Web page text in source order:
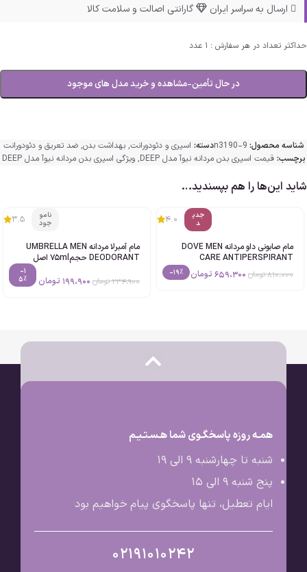
ارسال به سراسر ایران گارانتی اصالت و سلامت کالا
حداکثر تعداد در هر سفارش : 1 عدد
در حال تأمین-مشاهده و خرید مدل های موجود
شناسه محصول: n3190-9دسته: اسپری و دئودورانت, بهداشت بدن, ضد تعریق و دئودورانت
برچسب: قیمت اسپری بدن مردانه نیوآ مدل DEEP , ویژگی اسپری بدن مردانه نیوآ مدل DEEP
شاید این‌ها را هم بپسندید…
جدی
د
4.0
مام صابونی داو مردانه DOVE MEN
CARE ANTIPERSPIRANT
810،000تومان 659،300 تومان -19%
نامو
جود
3.5
مام آمبرلا مردانه UMBRELLA MEN
DEODORANT حجم75ml اصل
234،900تومان 199،900 تومان
-1
5%
همـه روزه پاسخگـوی شما هـسـتـیـم
شنبه تا چهارشنبه 9 الی ۱۹
پنج شنبه 9 الی ۱۵
ایام تعطیل، تنها پاسخگوی پیام خواهیم بود
02191010242